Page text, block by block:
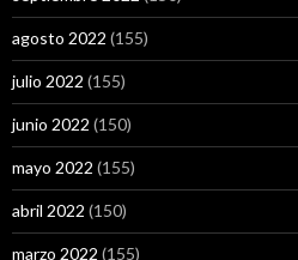
agosto 2022 (155)
julio 2022 (155)
junio 2022 (150)
mayo 2022 (155)
abril 2022 (150)
marzo 2022 (155)